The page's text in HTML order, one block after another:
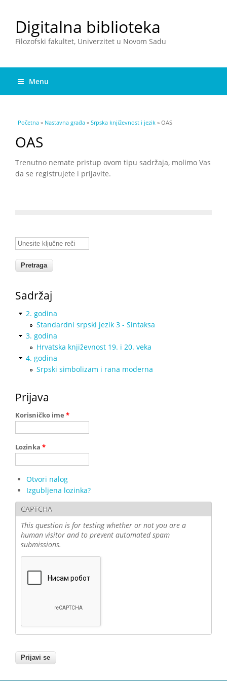
Digitalna biblioteka
Filozofski fakultet, Univerzitet u Novom Sadu
Menu
You are here
Početna » Nastavna građa » Srpska književnost i jezik » OAS
OAS
Trenutno nemate pristup ovom tipu sadržaja, molimo Vas
da se registrujete i prijavite.
Unesite ključne reči
Sadržaj
2. godina
Standardni srpski jezik 3 - Sintaksa
3. godina
Hrvаtskа knjižеvnоst 19. i 20. vеkа
4. godina
Srpski simbolizam i rana moderna
Prijava
Korisničko ime *
Lozinka *
Otvori nalog
Izgubljena lozinka?
CAPTCHA
This question is for testing whether or not you are a
human visitor and to prevent automated spam
submissions.